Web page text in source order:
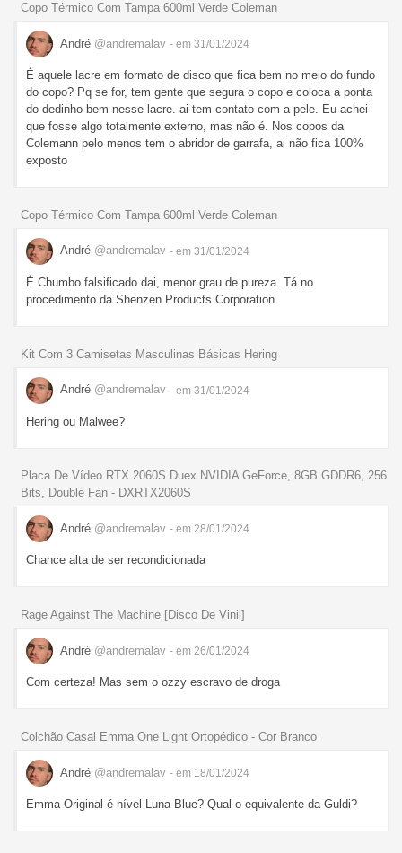
Copo Térmico Com Tampa 600ml Verde Coleman
André @andremalav - em 31/01/2024
É aquele lacre em formato de disco que fica bem no meio do fundo
do copo? Pq se for, tem gente que segura o copo e coloca a ponta
do dedinho bem nesse lacre. ai tem contato com a pele. Eu achei
que fosse algo totalmente externo, mas não é. Nos copos da
Colemann pelo menos tem o abridor de garrafa, ai não fica 100%
exposto
Copo Térmico Com Tampa 600ml Verde Coleman
André @andremalav - em 31/01/2024
É Chumbo falsificado dai, menor grau de pureza. Tá no
procedimento da Shenzen Products Corporation
Kit Com 3 Camisetas Masculinas Básicas Hering
André @andremalav - em 31/01/2024
Hering ou Malwee?
Placa De Vídeo RTX 2060S Duex NVIDIA GeForce, 8GB GDDR6, 256
Bits, Double Fan - DXRTX2060S
André @andremalav - em 28/01/2024
Chance alta de ser recondicionada
Rage Against The Machine [Disco De Vinil]
André @andremalav - em 26/01/2024
Com certeza! Mas sem o ozzy escravo de droga
Colchão Casal Emma One Light Ortopédico - Cor Branco
André @andremalav - em 18/01/2024
Emma Original é nível Luna Blue? Qual o equivalente da Guldi?